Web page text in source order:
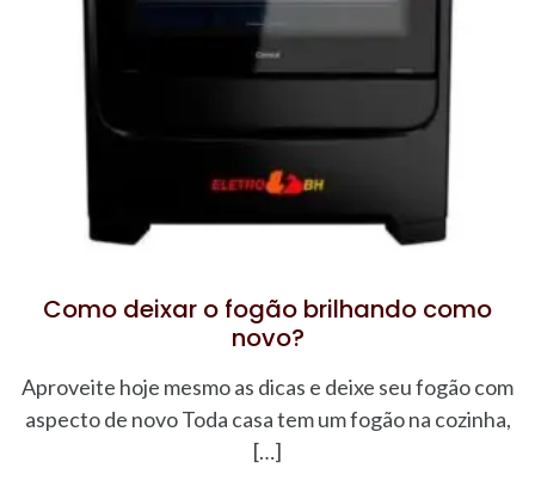
Como deixar o fogão brilhando como
novo?
Aproveite hoje mesmo as dicas e deixe seu fogão com
aspecto de novo Toda casa tem um fogão na cozinha,
[…]